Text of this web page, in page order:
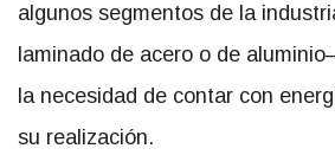
algunos segmentos de la
laminado de acero o de
la necesidad de contar con
su realización.